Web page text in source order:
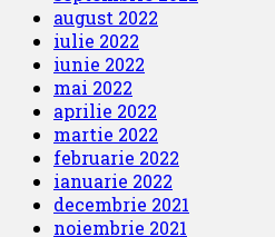
august 2022
iulie 2022
iunie 2022
mai 2022
aprilie 2022
martie 2022
februarie 2022
ianuarie 2022
decembrie 2021
noiembrie 2021